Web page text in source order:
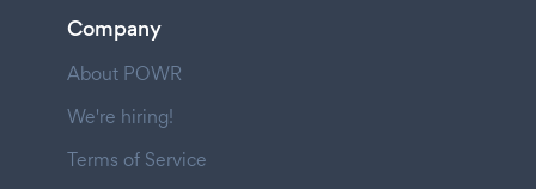
Company
About POWR
We're hiring!
Terms of Service